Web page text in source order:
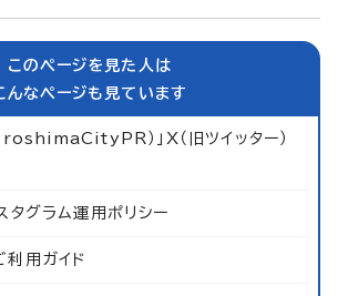
このページを見た人は
んなページも見ています
）」X（旧ツイッター）
スタグラム運用ポリシー
利用ガイド